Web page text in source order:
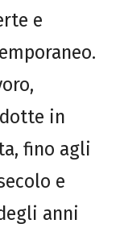
e
in
fino agli
e
anni